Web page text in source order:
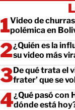
Video de
polémica en
¿Quién es la
su video más
De qué trata el
frater’ que se
¿Qué pasó con
dónde está